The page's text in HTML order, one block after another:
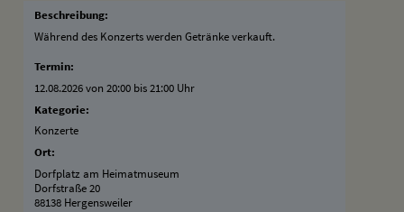
Beschreibung:
Während des Konzerts werden Getränke verkauft.
Termin:
12.08.2026 von 20:00 bis 21:00 Uhr
Kategorie:
Konzerte
Ort:
Dorfplatz am Heimatmuseum
Dorfstraße 20
88138 Hergensweiler